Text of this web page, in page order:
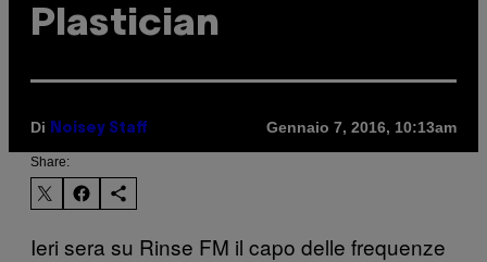
Plastician
Di Noisey Staff Gennaio 7, 2016, 10:13am
Share:
Ieri sera su Rinse FM il capo delle frequenze